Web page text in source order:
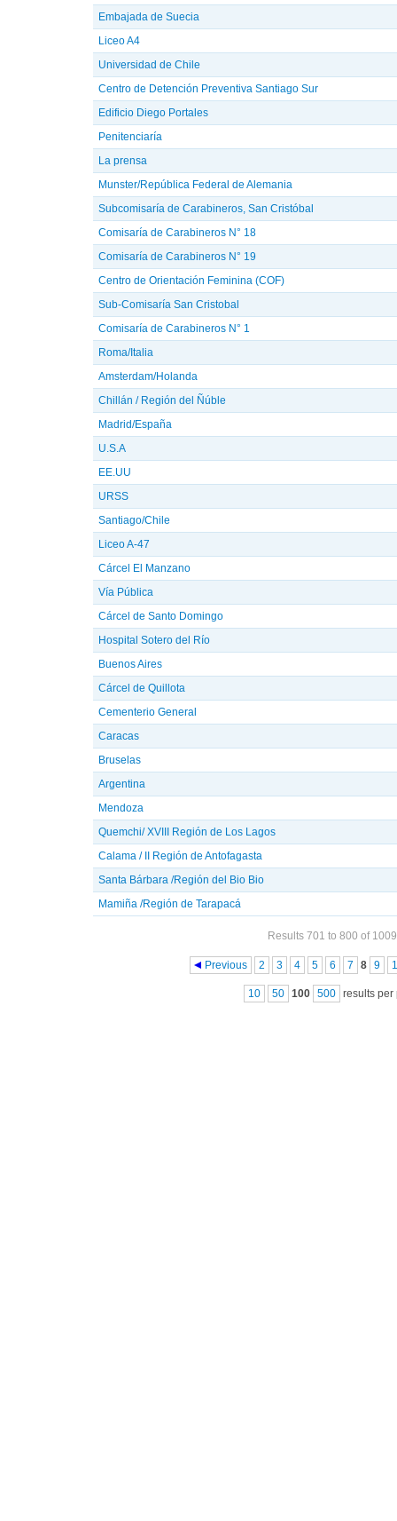
Embajada de Suecia
Liceo A4
Universidad de Chile
Centro de Detención Preventiva Santiago Sur
Edificio Diego Portales
Penitenciaría
La prensa
Munster/República Federal de Alemania
Subcomisaría de Carabineros, San Cristóbal
Comisaría de Carabineros N° 18
Comisaría de Carabineros N° 19
Centro de Orientación Feminina (COF)
Sub-Comisaría San Cristobal
Comisaría de Carabineros N° 1
Roma/Italia
Amsterdam/Holanda
Chillán / Región del Ñúble
Madrid/España
U.S.A
EE.UU
URSS
Santiago/Chile
Liceo A-47
Cárcel El Manzano
Vía Pública
Cárcel de Santo Domingo
Hospital Sotero del Río
Buenos Aires
Cárcel de Quillota
Cementerio General
Caracas
Bruselas
Argentina
Mendoza
Quemchi/ XVIII Región de Los Lagos
Calama / II Región de Antofagasta
Santa Bárbara /Región del Bio Bio
Mamiña /Región de Tarapacá
Results 701 to 800 of 1009
Previous 2 3 4 5 6 7 8 9
10 50 100 500 results per